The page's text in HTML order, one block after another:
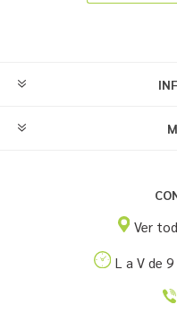
Ver
L a V de 9